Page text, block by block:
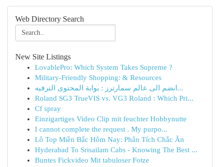
Web Directory Search
New Site Listings
LovablePro: Which System Takes Supreme ?
Military-Friendly Shopping: & Resources
انضم الى عالم سمارترز : بوابة المحتوى الترفيه...
Roland SG3 TrueVIS vs. VG3 Roland : Which Pri...
Cf spray
Einzigartiges Video Clip mit feuchter Hobbynutte
I cannot complete the request . My purpo...
Lô Top Miền Bắc Hôm Nay: Phân Tích Chắc Ăn
Hyderabad To Srisailam Cabs - Knowing The Best ...
Buntes Fickvideo Mit tabuloser Fotze